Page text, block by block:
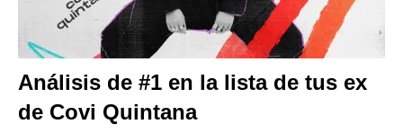
Análisis de #1 en la lista de tus ex
de Covi Quintana